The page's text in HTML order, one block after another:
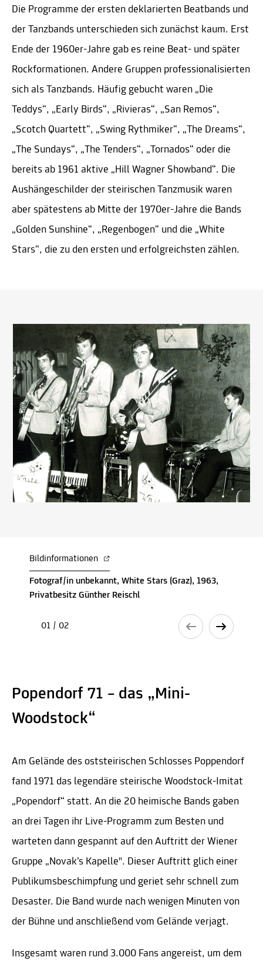
Die Programme der ersten deklarierten Beatbands und
der Tanzbands unterschieden sich zunächst kaum. Erst
Ende der 1960er-Jahre gab es reine Beat- und später
Rockformationen. Andere Gruppen professionalisierten
sich als Tanzbands. Häufig gebucht waren „Die
Teddys“, „Early Birds“, „Rivieras“, „San Remos“,
„Scotch Quartett“, „Swing Rythmiker“, „The Dreams“,
„The Sundays“, „The Tenders“, „Tornados“ oder die
bereits ab 1961 aktive „Hill Wagner Showband“. Die
Aushängeschilder der steirischen Tanzmusik waren
aber spätestens ab Mitte der 1970er-Jahre die Bands
„Golden Sunshine“, „Regenbogen“ und die „White
Stars“, die zu den ersten und erfolgreichsten zählen.
Bildinformationen
Fotograf/in unbekannt, White Stars (Graz), 1963,
Privatbesitz Günther Reischl
01 / 02
Popendorf 71 – das „Mini-
Woodstock“
Am Gelände des oststeirischen Schlosses Poppendorf
fand 1971 das legendäre steirische Woodstock-Imitat
„Popendorf“ statt. An die 20 heimische Bands gaben
an drei Tagen ihr Live-Programm zum Besten und
warteten dann gespannt auf den Auftritt der Wiener
Gruppe „Novak’s Kapelle". Dieser Auftritt glich einer
Publikumsbeschimpfung und geriet sehr schnell zum
Desaster. Die Band wurde nach wenigen Minuten von
der Bühne und anschließend vom Gelände verjagt.
Insgesamt waren rund 3.000 Fans angereist, um dem